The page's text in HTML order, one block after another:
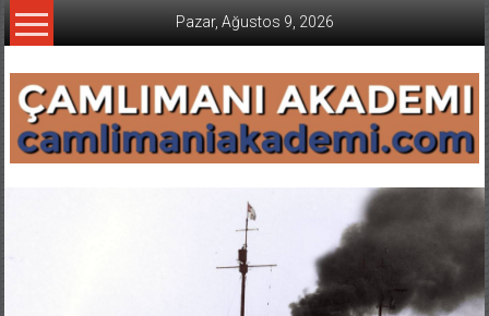
İçeriğe
geç
Pazar, Ağustos 9, 2026